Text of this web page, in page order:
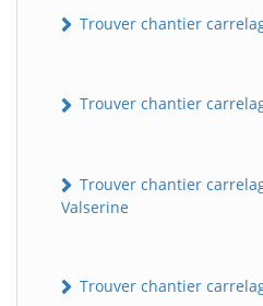
Trouver chantier
Trouver chantier
Trouver chantier
Valserine
Trouver chantier